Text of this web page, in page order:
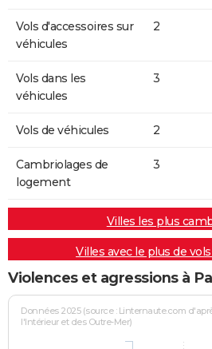
Vols d'accessoires sur
véhicules
2
Vols dans les
véhicules
3
Vols de véhicules 2
Cambriolages de
logement
3
Villes les plus
Villes avec le plus de
Violences et agressions à
Données 2025 (source : Linternaute.com
l'Intérieur et des Outre-Mer)